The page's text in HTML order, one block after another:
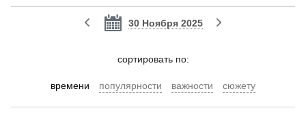
30 Ноября 2025
cортировать по:
времени популярности важности сюжету